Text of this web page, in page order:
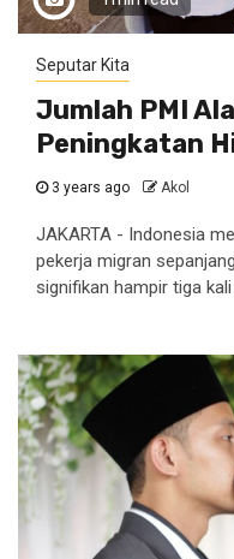
Seputar Kita
Jumlah PMI
Peningkatan
3 years ago Akol
JAKARTA - Indonesia
pekerja migran
signifikan hampir tiga